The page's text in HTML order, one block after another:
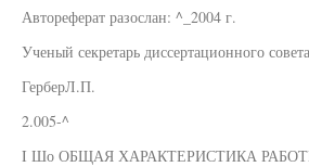
Автореферат разослан: ^_2004 г.
Ученый секретарь диссертационного совета
ГерберЛ.П.
2.005-^
I Шо ОБЩАЯ ХАРАКТЕРИСТИКА